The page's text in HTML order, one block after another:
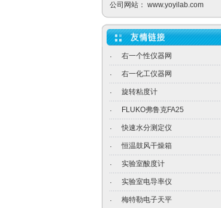
公司网站： www.yoyilab.com
· 右一个性仪器网
· 右一化工仪器网
· 旋转粘度计
· FLUKO弗鲁克FA25
· 快速水分测定仪
· 恒温鼓风干燥箱
· 实验室酸度计
· 实验室电导率仪
· 梅特勒电子天平